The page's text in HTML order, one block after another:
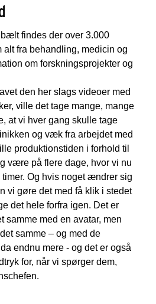
findes der over 3.000
alt fra behandling, medicin og
om forskningsprojekter og
den her slags videoer med
ville det tage mange, mange
at vi hver gang skulle tage
og væk fra arbejdet med
produktionstiden i forhold til
være på flere dage, hvor vi nu
Og hvis noget ændrer sig
vi gøre det med få klik i stedet
det hele forfra igen. Det er
samme med en avatar, men
samme – og med de
endnu mere - og det er også
for, når vi spørger dem,